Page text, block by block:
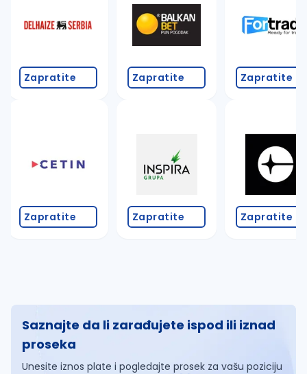
Takođe možete da:
proverite pravopisne greške (koristite č, ć, š, đ,
promenite odabrane filtere pretrage
Zapratite
Zapratite
Zapratite
Zapratite
Zapratite
Zapratite
Saznajte da li zarađujete ispod ili iznad
proseka
Unesite iznos plate i pogledajte prosek za vašu poziciju